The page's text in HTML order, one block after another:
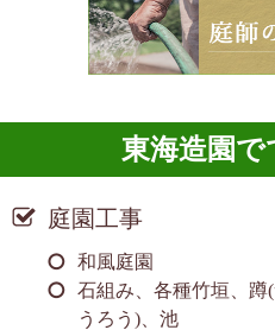
東海造園
庭園工事
和風庭園
石組み、各種竹垣、蹲
うろう)、池